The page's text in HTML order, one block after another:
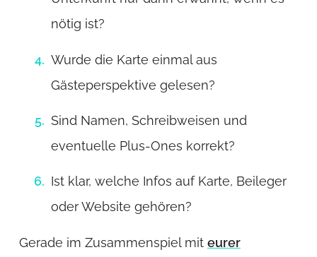
nötig ist?
Wurde die Karte einmal aus
Gästeperspektive gelesen?
Sind Namen, Schreibweisen und
eventuelle Plus-Ones korrekt?
Ist klar, welche Infos auf Karte, Beileger
oder Website gehören?
Gerade im Zusammenspiel mit eurer